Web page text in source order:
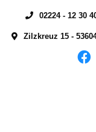
content
02224 - 12 30
Zilzkreuz 15 -